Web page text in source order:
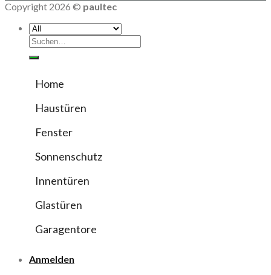
Copyright 2026 © paultec
Suchen
nach:
Home
Haustüren
Fenster
Sonnenschutz
Innentüren
Glastüren
Garagentore
Anmelden